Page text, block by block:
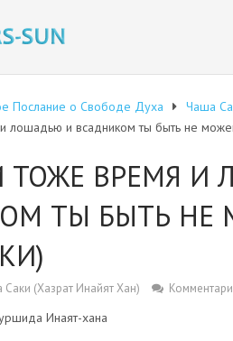
Послание о Свободе Духа
Чаша
лошадью и всадником ты быть не
ТОЖЕ ВРЕМЯ И
ТЫ БЫТЬ НЕ
Саки (Хазрат Инайят Хан)
Инаят-хана